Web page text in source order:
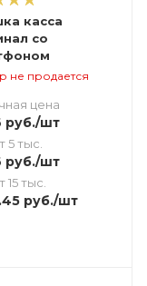
касса
со
не продается
цена
руб./шт
5 тыс.
руб./шт
тыс.
руб./шт